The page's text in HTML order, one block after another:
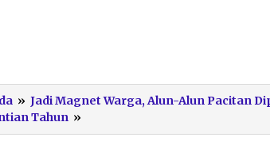
» Jadi Magnet Warga, Alun-Alun Pacitan
Tahun »
alun